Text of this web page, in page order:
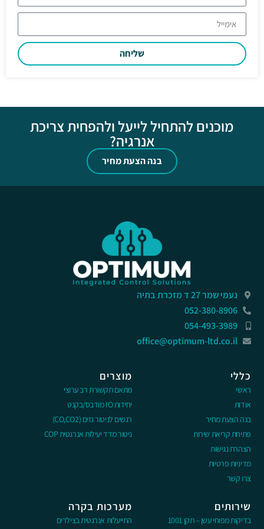
שליחה
מוכנים להתחיל לייעל ולהפחית צריכת
אנרגיה?
בנה הצעת מחיר
נעמי שמר 27 ד מזכרת בתיה
052-380-8906
054-493-3989
office@optimum-ltd.co.il
כללי
ראשי
אודות
בנה הצעת מחיר
פתיחת קריאת שירות
הצהרת נגישות
מדיניות פרטיות
צרו קשר
מוצרים
מתאם תקשורת רב ערוצי
יחידות IO מודבס/בקנט
רגשים לניטור גזים (CO,CO2)
ניטור מדד יעילות אנרגטית COP
שירותים
בדיקות מפוחי עשן – תקן 1001
מערכות בקרה
התייעלות אנרגטית בצילרים